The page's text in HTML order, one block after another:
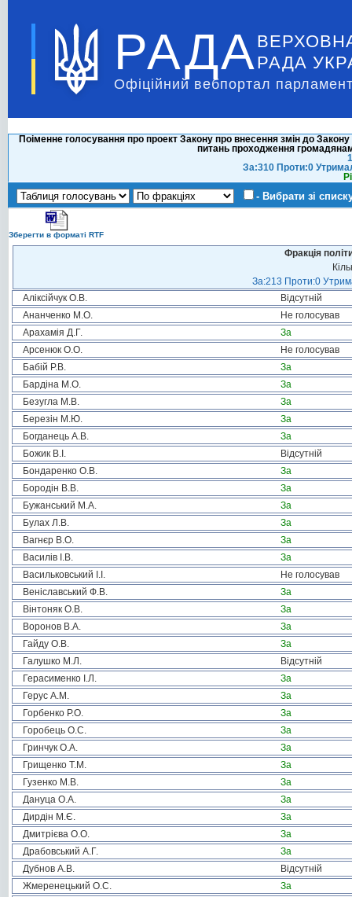
РАДА РАДА
Офіційний вебпортал
Поіменне голосування про проект Закону про внесення змін до
питань проходження
За:310 Проти:0
- Вибрати зі
Зберегти в форматі RTF
Фракція
За:213 Проти:0
Аліксійчук О.В.
Відсутній
Ананченко М.О.
Не голосував
Арахамія Д.Г.
За
Арсенюк О.О.
Не голосував
Бабій Р.В.
За
Бардіна М.О.
За
Безугла М.В.
За
Березін М.Ю.
За
Богданець А.В.
За
Божик В.І.
Відсутній
Бондаренко О.В.
За
Бородін В.В.
За
Бужанський М.А.
За
Булах Л.В.
За
Вагнєр В.О.
За
Василів І.В.
За
Васильковський І.І.
Не голосував
Веніславський Ф.В.
За
Вінтоняк О.В.
За
Воронов В.А.
За
Гайду О.В.
За
Галушко М.Л.
Відсутній
Герасименко І.Л.
За
Герус А.М.
За
Горбенко Р.О.
За
Горобець О.С.
За
Гринчук О.А.
За
Грищенко Т.М.
За
Гузенко М.В.
За
Дануца О.А.
За
Дирдін М.Є.
За
Дмитрієва О.О.
За
Драбовський А.Г.
За
Дубнов А.В.
Відсутній
Жмеренецький О.С.
За